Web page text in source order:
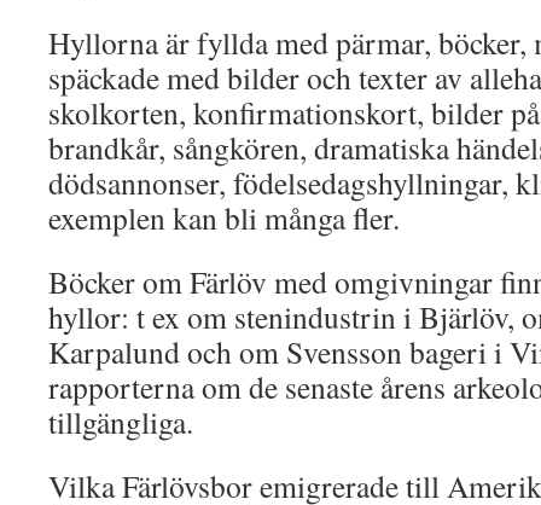
Hyllorna är fyllda med pärmar, böcker,
späckade med bilder och texter av
skolkorten, konfirmationskort, bilder
brandkår, sångkören, dramatiska
dödsannonser, födelsedagshyllningar,
exemplen kan bli många fler.
Böcker om Färlöv med omgivningar
hyllor: t ex om stenindustrin i Bjärlöv,
Karpalund och om Svensson bageri i
rapporterna om de senaste årens
tillgängliga.
Vilka Färlövsbor emigrerade till